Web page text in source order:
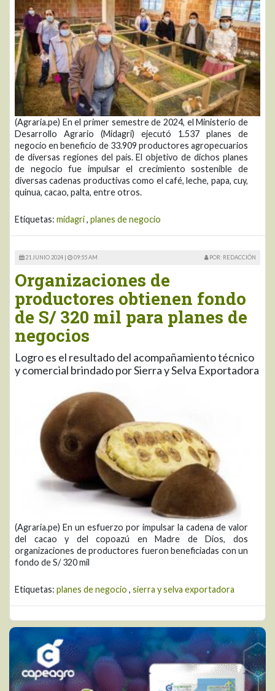
(Agraria.pe) En el primer semestre de 2024, el Ministerio de
Desarrollo Agrario (Midagri) ejecutó 1.537 planes de
negocio en beneficio de 33.909 productores agropecuarios
de diversas regiones del país. El objetivo de dichos planes
de negocio fue impulsar el crecimiento sostenible de
diversas cadenas productivas como el café, leche, papa, cuy,
quinua, cacao, palta, entre otros.
Etiquetas: midagri, planes de negocio
21 JUNIO 2024 | 09:55 AM POR: REDACCIÓN
Organizaciones de
productores obtienen fondo
de S/ 320 mil para planes de
negocios
Logro es el resultado del acompañamiento técnico
y comercial brindado por Sierra y Selva Exportadora
(Agraria.pe) En un esfuerzo por impulsar la cadena de valor
del cacao y del copoazú en Madre de Dios, dos
organizaciones de productores fueron beneficiadas con un
fondo de S/ 320 mil
Etiquetas: planes de negocio , sierra y selva exportadora